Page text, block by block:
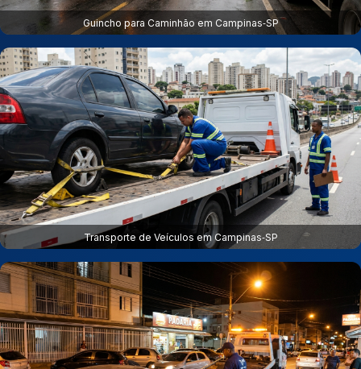
Guincho para Caminhão em Campinas‑SP
Transporte de Veículos em Campinas‑SP